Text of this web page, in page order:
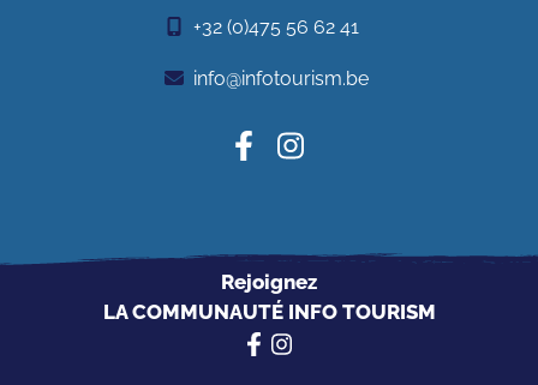
+32 (0)475 56 62 41
info@infotourism.be
Rejoignez
LA COMMUNAUTÉ INFO TOURISM